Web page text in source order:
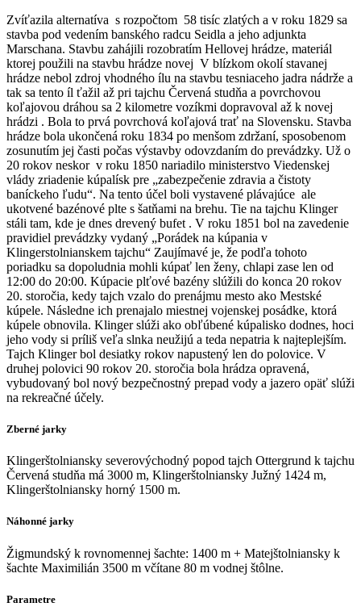
Zvíťazila alternatíva s rozpočtom 58 tisíc zlatých a v roku 1829 sa
stavba pod vedením banského radcu Seidla a jeho adjunkta
Marschana. Stavbu zahájili rozobratím Hellovej hrádze, materiál
ktorej použili na stavbu hrádze novej V blízkom okolí stavanej
hrádze nebol zdroj vhodného ílu na stavbu tesniaceho jadra nádrže a
tak sa tento íl ťažil až pri tajchu Červená studňa a povrchovou
koľajovou dráhou sa 2 kilometre vozíkmi dopravoval až k novej
hrádzi . Bola to prvá povrchová koľajová trať na Slovensku. Stavba
hrádze bola ukončená roku 1834 po menšom zdržaní, sposobenom
zosunutím jej časti počas výstavby odovzdaním do prevádzky. Už o
20 rokov neskor v roku 1850 nariadilo ministerstvo Viedenskej
vlády zriadenie kúpalísk pre „zabezpečenie zdravia a čistoty
baníckeho ľudu“. Na tento účel boli vystavené plávajúce ale
ukotvené bazénové plte s šatňami na brehu. Tie na tajchu Klinger
stáli tam, kde je dnes drevený bufet . V roku 1851 bol na zavedenie
pravidiel prevádzky vydaný „Porádek na kúpania v
Klingerstolnianskem tajchu“ Zaujímavé je, že podľa tohoto
poriadku sa dopoludnia mohli kúpať len ženy, chlapi zase len od
12:00 do 20:00. Kúpacie plťové bazény slúžili do konca 20 rokov
20. storočia, kedy tajch vzalo do prenájmu mesto ako Mestské
kúpele. Následne ich prenajalo miestnej vojenskej posádke, ktorá
kúpele obnovila. Klinger slúži ako obľúbené kúpalisko dodnes, hoci
jeho vody si príliš veľa slnka neužijú a teda nepatria k najteplejším.
Tajch Klinger bol desiatky rokov napustený len do polovice. V
druhej polovici 90 rokov 20. storočia bola hrádza opravená,
vybudovaný bol nový bezpečnostný prepad vody a jazero opäť slúži
na rekreačné účely.
Zberné jarky
Klingerštolniansky severovýchodný popod tajch Ottergrund k tajchu
Červená studňa má 3000 m, Klingerštolniansky Južný 1424 m,
Klingerštolniansky horný 1500 m.
Náhonné jarky
Žigmundský k rovnomennej šachte: 1400 m + Matejštolniansky k
šachte Maximilián 3500 m včítane 80 m vodnej štôlne.
Parametre